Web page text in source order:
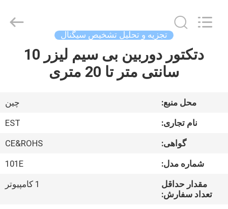
صفحه
محصولات
درباره
ELECTRONICS(HK)
CO.,LTD.
تجزیه و تحلیل تشخیص سیگنال
دتکتور دوربین بی سیم لیزر 10
سانتی متر تا 20 متری
محل منبع:
چین
نام تجاری:
EST
گواهی:
CE&ROHS
شماره مدل:
101E
مقدار حداقل
تعداد سفارش:
1 کامپیوتر